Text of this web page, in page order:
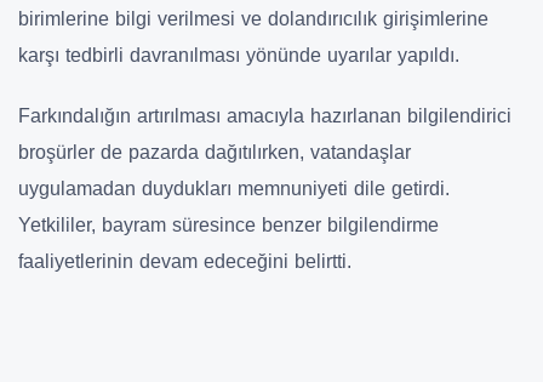
birimlerine bilgi verilmesi ve dolandırıcılık girişimlerine
karşı tedbirli davranılması yönünde uyarılar yapıldı.
Farkındalığın artırılması amacıyla hazırlanan bilgilendirici
broşürler de pazarda dağıtılırken, vatandaşlar
uygulamadan duydukları memnuniyeti dile getirdi.
Yetkililer, bayram süresince benzer bilgilendirme
faaliyetlerinin devam edeceğini belirtti.